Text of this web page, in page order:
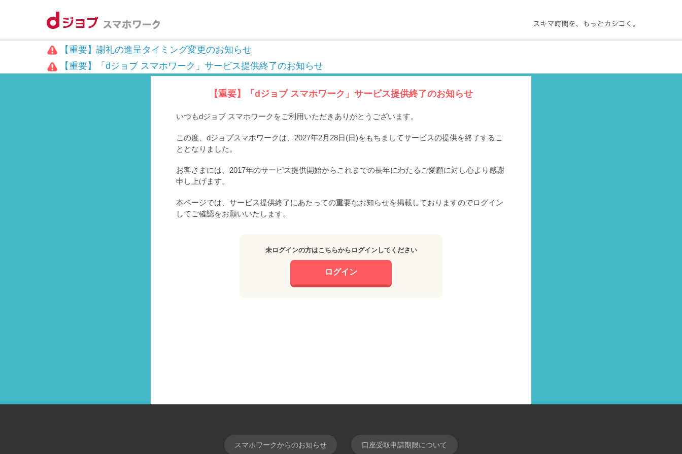
【重要】謝礼の進呈タイミング変更のお知らせ
【重要】「dジョブ スマホワーク」サービス提供終了のお知らせ
【重要】「dジョブ スマホワーク」サービス提供終了のお知らせ
いつもdジョブ スマホワークをご利用いただきありがとうございます。
この度、dジョブスマホワークは、2027年2月28日(日)をもちましてサービスの提供を終了するこ
ととなりました。
お客さまには、2017年のサービス提供開始からこれまでの長年にわたるご愛顧に対し心より感謝
申し上げます。
本ページでは、サービス提供終了にあたっての重要なお知らせを掲載しておりますのでログイン
してご確認をお願いいたします。
未ログインの方はこちらからログインしてください
ログイン
スマホワークからのお知らせ 口座受取申請期限について